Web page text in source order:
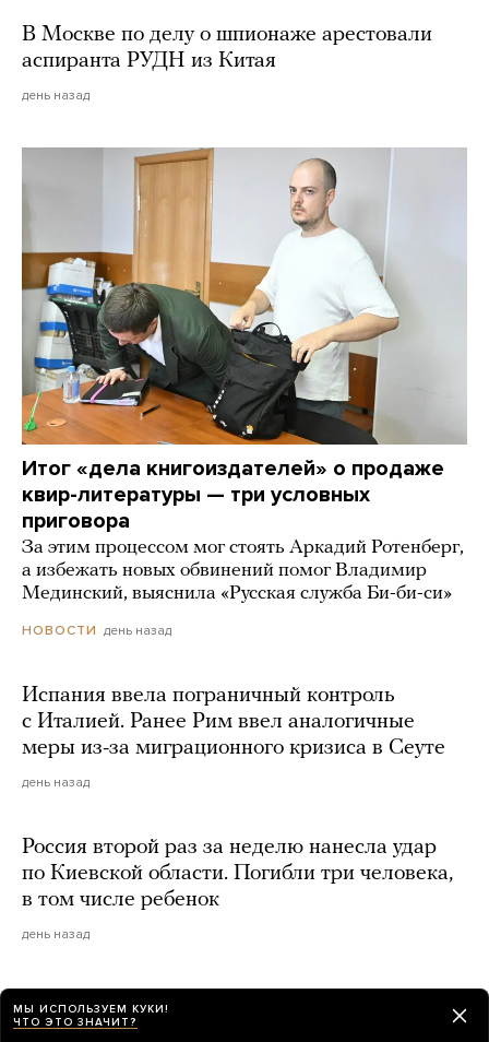
В Москве по делу о шпионаже арестовали
аспиранта РУДН из Китая
день назад
Итог «дела книгоиздателей» о продаже
квир-литературы — три условных
приговора
За этим процессом мог стоять Аркадий Ротенберг,
а избежать новых обвинений помог Владимир
Мединский, выяснила «Русская служба Би-би-си»
НОВОСТИ день назад
Испания ввела пограничный контроль
с Италией. Ранее Рим ввел аналогичные
меры из-за миграционного кризиса в Сеуте
день назад
Россия второй раз за неделю нанесла удар
по Киевской области. Погибли три человека,
в том числе ребенок
день назад
Сенат США одобрил законопроект
о санкциях против России
МЫ ИСПОЛЬЗУЕМ КУКИ!
ЧТО ЭТО ЗНАЧИТ?